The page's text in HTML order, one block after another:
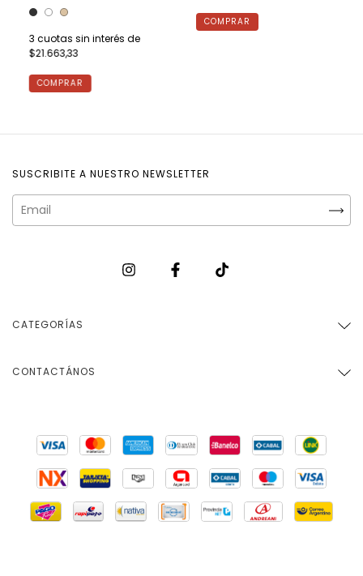
3 cuotas sin interés de
$21.663,33
COMPRAR
COMPRAR
SUSCRIBITE A NUESTRO NEWSLETTER
CATEGORÍAS
CONTACTÁNOS